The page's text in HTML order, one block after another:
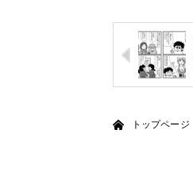
トップページ